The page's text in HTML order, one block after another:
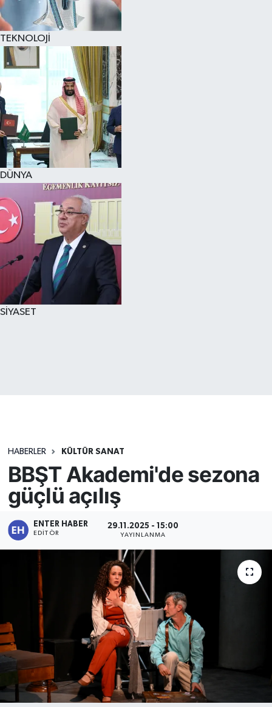
TEKNOLOJİ
DÜNYA
SİYASET
HABERLER KÜLTÜR SANAT
BBŞT Akademi'de sezona
güçlü açılış
ENTER HABER
EDITÖR
29.11.2025 - 15:00
YAYINLANMA